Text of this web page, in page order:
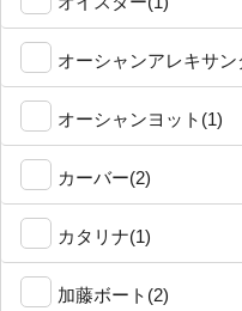
オーシャンアレキサン
オーシャンヨット(1)
カーバー(2)
カタリナ(1)
加藤ボート(2)